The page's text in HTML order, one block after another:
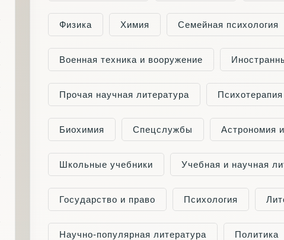
Физика Химия Семейная психология
Военная техника и вооружение
Прочая научная литература
Биохимия Cпецслужбы Астрономия
Школьные учебники Учебная и научная
Государство и право Психология
Научно-популярная литература Политика